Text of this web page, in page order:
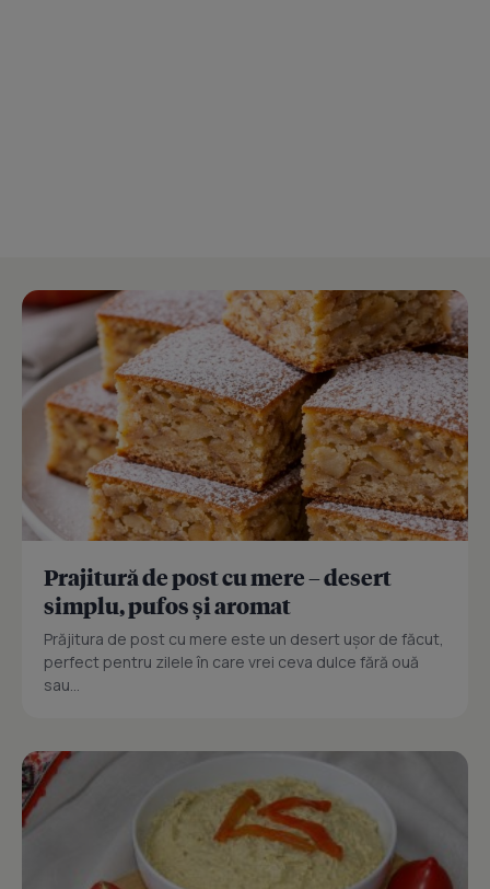
Prajitură de post cu mere – desert
simplu, pufos și aromat
Prăjitura de post cu mere este un desert ușor de făcut,
perfect pentru zilele în care vrei ceva dulce fără ouă
sau...